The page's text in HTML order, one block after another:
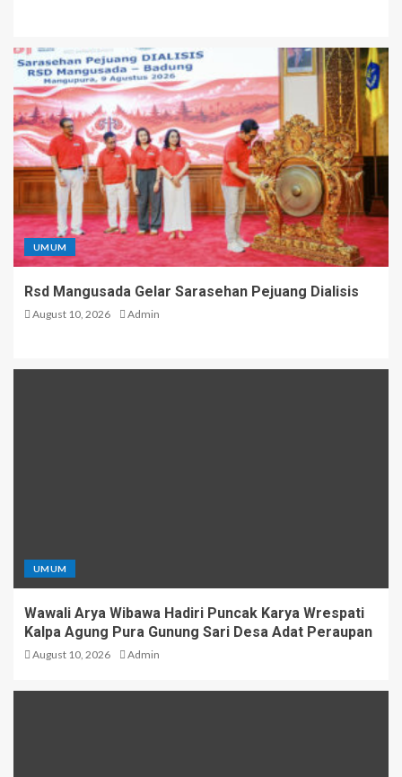
UMUM
Rsd Mangusada Gelar Sarasehan Pejuang Dialisis
August 10, 2026 Admin
UMUM
Wawali Arya Wibawa Hadiri Puncak Karya Wrespati
Kalpa Agung Pura Gunung Sari Desa Adat Peraupan
August 10, 2026 Admin